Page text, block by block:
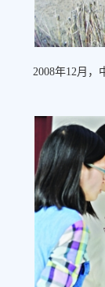
2008年12月